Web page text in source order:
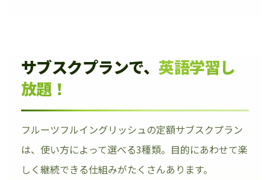
サブスクプランで、 英語学習し
放題！
フルーツフルイングリッシュの定額サブスクプラン
は、使い方によって選べる3種類。目的にあわせて楽
しく継続できる仕組みがたくさんあります。